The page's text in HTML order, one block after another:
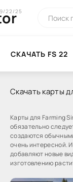
22/25
СКАЧАТЬ FS 22
Скачать карты
Карты для Farming
обязательно
создаются
очень интересной.
добавляют новые
изготовлению